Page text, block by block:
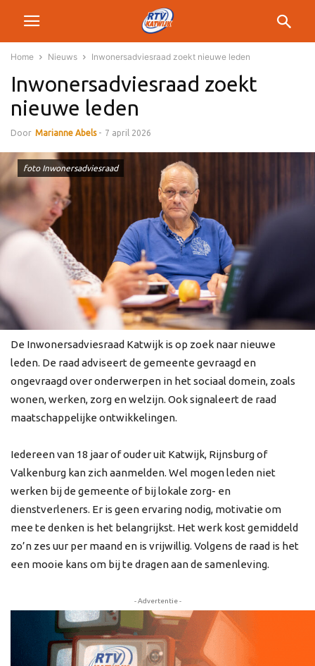
Home Nieuws Inwonersadviesraad zoekt nieuwe leden
Inwonersadviesraad zoekt
nieuwe leden
Door Marianne Abels - 7 april 2026
foto Inwonersadviesraad
De Inwonersadviesraad Katwijk is op zoek naar nieuwe
leden. De raad adviseert de gemeente gevraagd en
ongevraagd over onderwerpen in het sociaal domein, zoals
wonen, werken, zorg en welzijn. Ook signaleert de raad
maatschappelijke ontwikkelingen.
Iedereen van 18 jaar of ouder uit Katwijk, Rijnsburg of
Valkenburg kan zich aanmelden. Wel mogen leden niet
werken bij de gemeente of bij lokale zorg- en
dienstverleners. Er is geen ervaring nodig, motivatie om
mee te denken is het belangrijkst. Het werk kost gemiddeld
zo’n zes uur per maand en is vrijwillig. Volgens de raad is het
een mooie kans om bij te dragen aan de samenleving.
- Advertentie -